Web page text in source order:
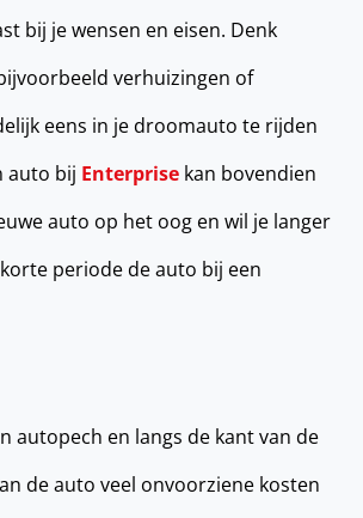
bij je wensen en eisen. Denk
verhuizingen of
eens in je droomauto te rijden
auto bij Enterprise kan bovendien
auto op het oog en wil je langer
periode de auto bij een
autopech en langs de kant van de
de auto veel onvoorziene kosten